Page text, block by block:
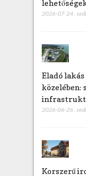
2026-07-24,
Eladó
közelében:
2026-06-26
Korszerű